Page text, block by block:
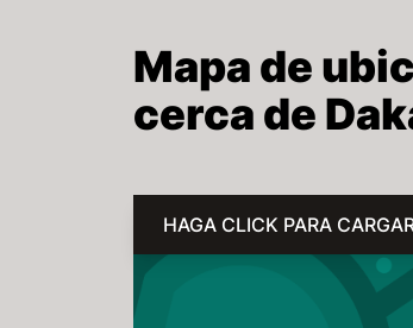
Mapa de
cerca de
HAGA CLICK PARA